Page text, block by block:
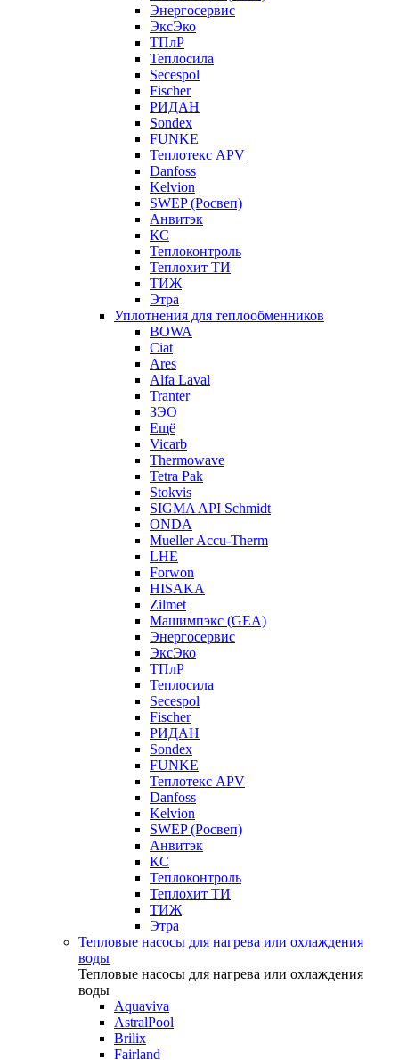
Энергосервис
ЭксЭко
ТПлР
Теплосила
Secespol
Fischer
РИДАН
Sondex
FUNKE
Теплотекс APV
Danfoss
Kelvion
SWEP (Росвеп)
Анвитэк
КС
Теплоконтроль
Теплохит ТИ
ТИЖ
Этра
Уплотнения для теплообменников
BOWA
Ciat
Ares
Alfa Laval
Tranter
ЗЭО
Ещё
Vicarb
Thermowave
Tetra Pak
Stokvis
SIGMA API Schmidt
ONDA
Mueller Accu-Therm
LHE
Forwon
HISAKA
Zilmet
Машимпэкс (GEA)
Энергосервис
ЭксЭко
ТПлР
Теплосила
Secespol
Fischer
РИДАН
Sondex
FUNKE
Теплотекс APV
Danfoss
Kelvion
SWEP (Росвеп)
Анвитэк
КС
Теплоконтроль
Теплохит ТИ
ТИЖ
Этра
Тепловые насосы для нагрева или охлаждения
воды
Тепловые насосы для нагрева или охлаждения
воды
Aquaviva
AstralPool
Brilix
Fairland